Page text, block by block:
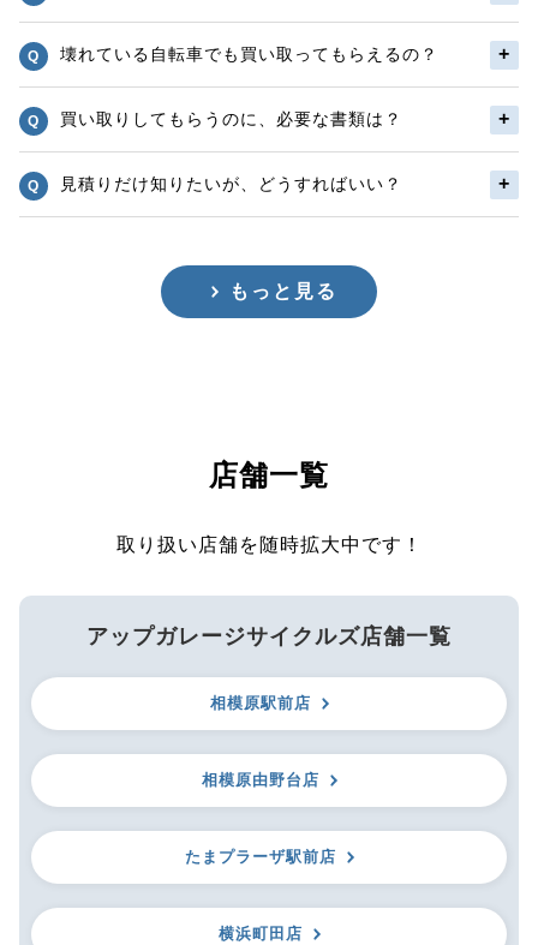
壊れている自転車でも買い取ってもらえるの？
買い取りしてもらうのに、必要な書類は？
見積りだけ知りたいが、どうすればいい？
もっと見る
店舗一覧
取り扱い店舗を随時拡大中です！
アップガレージサイクルズ店舗一覧
相模原駅前店
相模原由野台店
たまプラーザ駅前店
横浜町田店